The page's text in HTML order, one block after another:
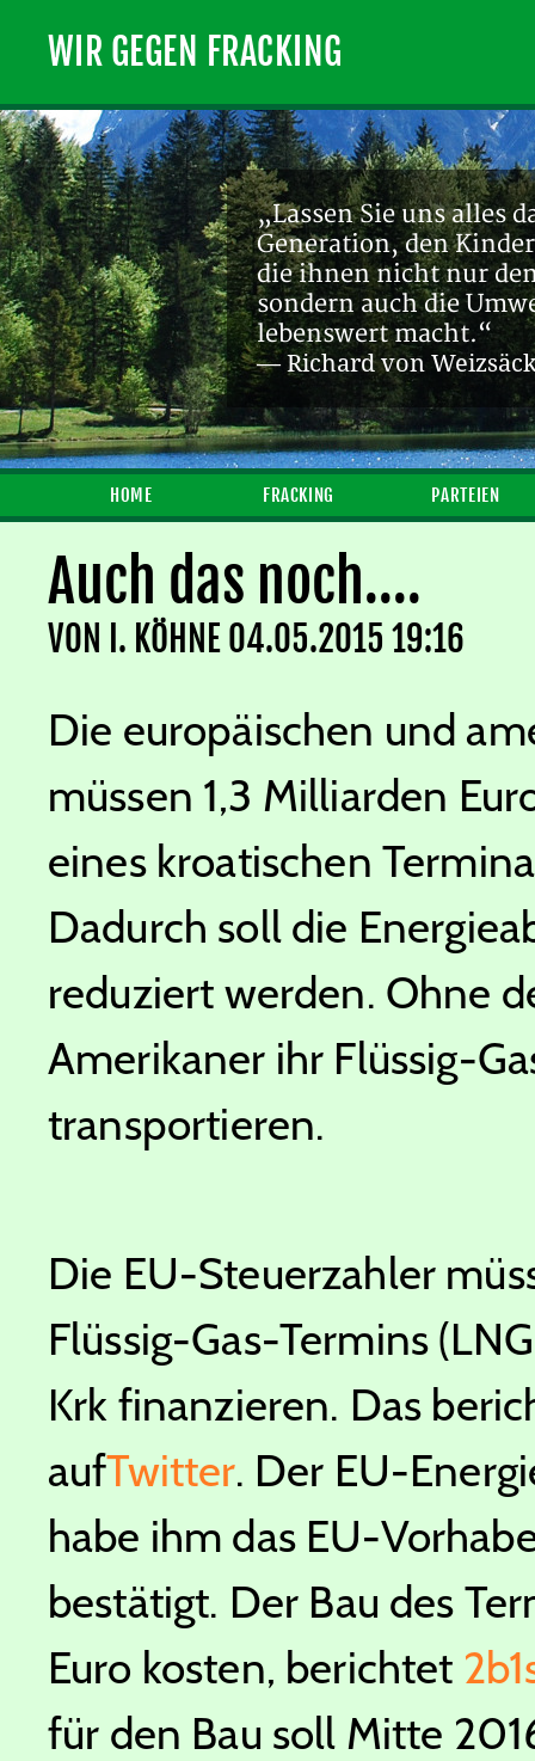
WIR GEGEN FRACKING
„Lassen Sie uns alles
Generation, den
die ihnen nicht nur
sondern auch die
lebenswert macht.“
— Richard von
HOME FRACKING PARTEIEN
Auch das noch....
VON I. KÖHNE04.05.2015 19:16
Die europäischen und
müssen 1,3 Milliarden
eines kroatischen
Dadurch soll die
reduziert werden. Ohne
Amerikaner ihr Flüssig-
transportieren.
Die EU-Steuerzahler
Flüssig-Gas-Termins
Krk finanzieren. Das
aufTwitter. Der EU-
habe ihm das EU-
bestätigt. Der Bau des
Euro kosten, berichtet
für den Bau soll Mitte